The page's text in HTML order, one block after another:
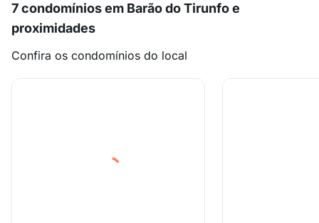
7 condomínios em Barão do Tirunfo e
proximidades
Confira os condomínios do local